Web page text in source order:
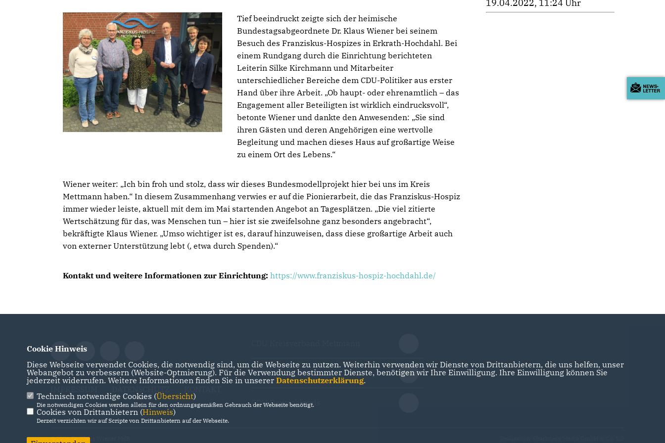
Tief beeindruckt zeigte sich der heimische
Bundestagsabgeordnete Dr. Klaus Wiener bei seinem
Besuch des Franziskus-Hospizes in Erkrath-Hochdahl. Bei
einem Rundgang durch die Einrichtung berichteten
Leiterin Silke Kirchmann und Mitarbeiter
unterschiedlicher Bereiche dem CDU-Politiker aus erster
Hand über ihre Arbeit. „Ob haupt- oder ehrenamtlich – das
Engagement aller Beteiligten ist wirklich eindrucksvoll“,
betonte Wiener und dankte den Anwesenden: „Sie sind
ihren Gästen und deren Angehörigen eine wertvolle
Begleitung und machen dieses Haus auf großartige Weise
zu einem Ort des Lebens.“
Wiener weiter: „Ich bin froh und stolz, dass wir dieses Bundesmodellprojekt hier bei uns im Kreis
Mettmann haben.“ In diesem Zusammenhang verwies er auf die Pionierarbeit, die das Franziskus-Hospiz
immer wieder leiste, aktuell mit dem im Mai startenden Angebot an Tagesplätzen. „Die viel zitierte
Wertschätzung für das, was Menschen tun – hier ist sie zweifelsohne ganz besonders angebracht“,
bekräftigte Klaus Wiener. „Umso wichtiger ist es, darauf hinzuweisen, dass diese großartige Arbeit auch
von externer Unterstützung lebt (, etwa durch Spenden).“
Kontakt und weitere Informationen zur Einrichtung: https://www.franziskus-hospiz-hochdahl.de/
19.04.2022, 11:24 Uhr
CDU NRW
CDU Deutschlands
@2026 Dr. Klaus Wiener MdB
Cookie Hinweis
Diese Webseite verwendet Cookies, die notwendig sind, um die Webseite zu nutzen. Weiterhin verwenden wir Dienste von Drittanbietern, die uns helfen, unser
Webangebot zu verbessern (Website-Optmierung). Für die Verwendung bestimmter Dienste, benötigen wir Ihre Einwilligung. Ihre Einwilligung können Sie
jederzeit widerrufen. Weitere Informationen finden Sie in unserer Datenschutzerklärung.
Technisch notwendige Cookies (Übersicht)
Die notwendigen Cookies werden allein für den ordnungsgemäßen Gebrauch der Webseite benötigt.
Cookies von Drittanbietern (Hinweis)
Derzeit verzichten wir auf Scripte von Drittanbietern auf der Webseite.